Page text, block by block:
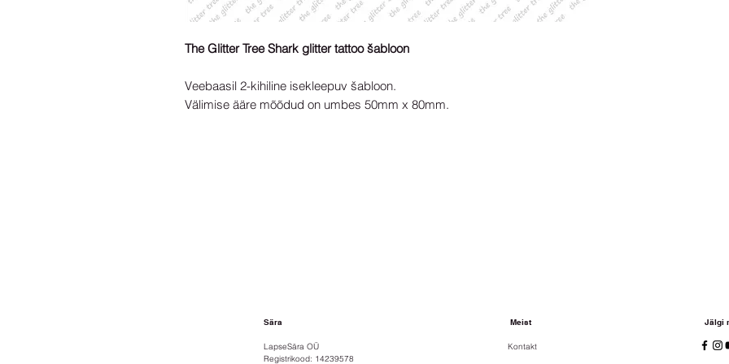
The Glitter Tree Shark glitter tattoo šabloon
Veebaasil 2-kihiline isekleepuv šabloon.
Välimise ääre mõõdud on umbes 50mm x 80mm.
Sära
LapseSära OÜ
Registrikood: 14239578
Meist
Kontakt
Jälgi